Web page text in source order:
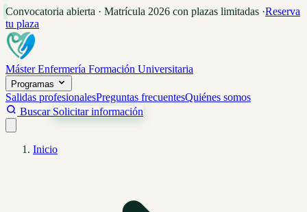
Convocatoria abierta · Matrícula 2026 con plazas limitadas ·Reserva
tu plaza
Máster Enfermería Formación Universitaria
Programas
Salidas profesionalesPreguntas frecuentesQuiénes somos
Buscar Solicitar información
Inicio